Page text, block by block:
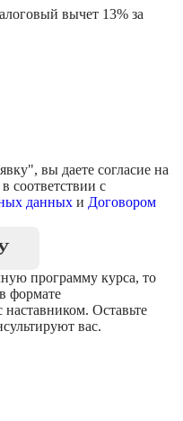
вычет 13% за
", вы даете согласие на
соответствии с
данных и Договором
программу курса, то
формате
наставником. Оставьте
вас.